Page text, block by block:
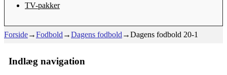
TV-pakker
Forside→Fodbold →Dagens fodbold →Dagens fodbold 20-1
Indlæg navigation